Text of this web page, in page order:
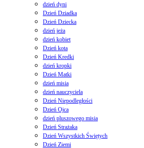
dzień dyni
Dzień Dziadka
Dzień Dziecka
dzień jeża
dzień kobiet
Dzień kota
Dzień Kredki
dzień kropki
Dzień Matki
dzień misia
dzień nauczyciela
Dzień Niepodległości
Dzień Ojca
dzień pluszowego misia
Dzień Strażaka
Dzień Wszystkich Świętych
Dzień Ziemi